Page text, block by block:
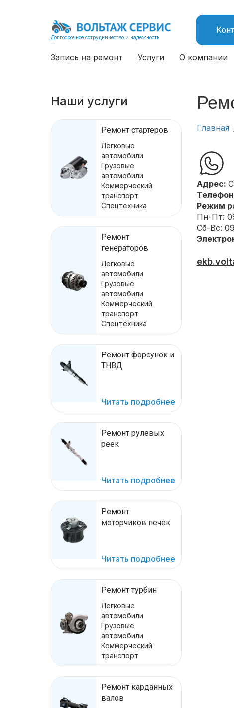
Долгосрочное сотрудничество и надежность
Запись на ремонт Услуги О компании
Наши услуги
Ремонт стартеров
Легковые
автомобили
Грузовые
автомобили
Коммерческий
транспорт
Спецтехника
Ремонт
генераторов
Легковые
автомобили
Грузовые
автомобили
Коммерческий
транспорт
Спецтехника
Ремонт форсунок и
ТНВД
Читать подробнее
Ремонт рулевых
реек
Читать подробнее
Ремонт
моторчиков печек
Читать подробнее
Ремонт турбин
Легковые
автомобили
Грузовые
автомобили
Коммерческий
транспорт
Ремонт карданных
валов
Главная
Адрес:
Режим
Пн-Пт:
Сб-Вс: